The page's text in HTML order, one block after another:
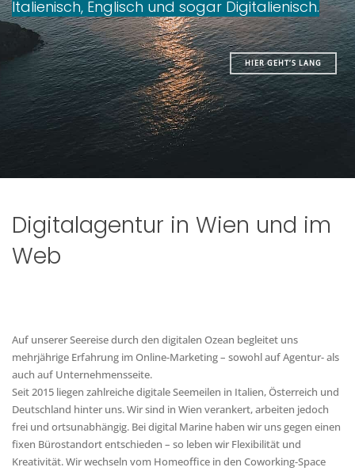
Italienisch, Englisch und sogar Digitalienisch.
HIER GEHT’S LANG
Digitalagentur in Wien und im
Web
Auf unserer Seereise durch den digitalen Ozean begleitet uns
mehrjährige Erfahrung im Online-Marketing – sowohl auf Agentur- als
auch auf Unternehmensseite.
Seit 2015 liegen zahlreiche digitale Seemeilen in Italien, Österreich und
Deutschland hinter uns. Wir sind in Wien verankert, arbeiten jedoch
frei und ortsunabhängig. Bei digital Marine haben wir uns gegen einen
fixen Bürostandort entschieden – so leben wir Flexibilität und
Kreativität. Wir wechseln vom Homeoffice in den Coworking-Space